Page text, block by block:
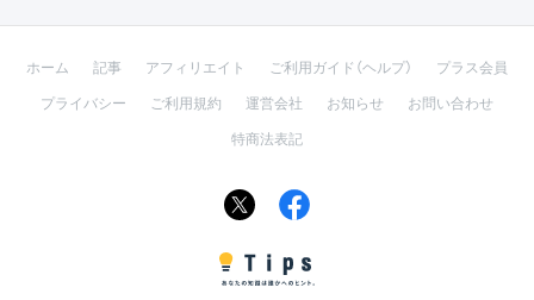
ホーム 記事 アフィリエイト ご利用ガイド（ヘルプ）
プラス会員
プライバシー
ご利用規約 運営会社 お知らせ
お問い合わせ
特商法表記